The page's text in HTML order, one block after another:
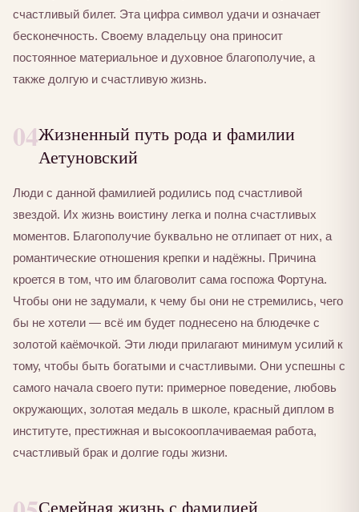
счастливый билет. Эта цифра символ удачи и означает
бесконечность. Своему владельцу она приносит
постоянное материальное и духовное благополучие, а
также долгую и счастливую жизнь.
04Жизненный путь рода и фамилии
Аетуновский
Люди с данной фамилией родились под счастливой
звездой. Их жизнь воистину легка и полна счастливых
моментов. Благополучие буквально не отлипает от них, а
романтические отношения крепки и надёжны. Причина
кроется в том, что им благоволит сама госпожа Фортуна.
Чтобы они не задумали, к чему бы они не стремились, чего
бы не хотели — всё им будет поднесено на блюдечке с
золотой каёмочкой. Эти люди прилагают минимум усилий к
тому, чтобы быть богатыми и счастливыми. Они успешны с
самого начала своего пути: примерное поведение, любовь
окружающих, золотая медаль в школе, красный диплом в
институте, престижная и высокооплачиваемая работа,
счастливый брак и долгие годы жизни.
Семейная жизнь с фамилией